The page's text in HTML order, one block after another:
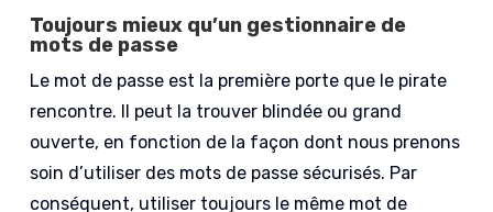
Toujours mieux qu’un gestionnaire de
mots de passe
Le mot de passe est la première porte que le pirate
rencontre. Il peut la trouver blindée ou grand
ouverte, en fonction de la façon dont nous prenons
soin d’utiliser des mots de passe sécurisés. Par
conséquent, utiliser toujours le même mot de